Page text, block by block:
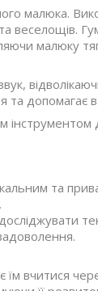
малюка.
веселощів.
малюку
допомагає
та
їм вчитися